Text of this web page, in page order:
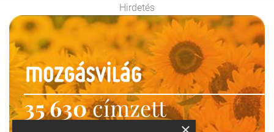
Hirdetés
35 630címzett